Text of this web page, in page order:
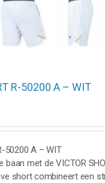
R-50200 A – WIT
50200 A – WIT
baan met de VICTOR
short combineert een